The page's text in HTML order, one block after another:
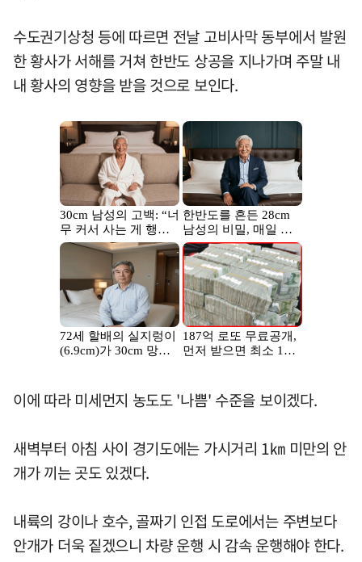
수도권기상청 등에 따르면 전날 고비사막 동부에서 발원
한 황사가 서해를 거쳐 한반도 상공을 지나가며 주말 내
내 황사의 영향을 받을 것으로 보인다.
이에 따라 미세먼지 농도도 '나쁨' 수준을 보이겠다.
새벽부터 아침 사이 경기도에는 가시거리 1㎞ 미만의 안
개가 끼는 곳도 있겠다.
내륙의 강이나 호수, 골짜기 인접 도로에서는 주변보다
안개가 더욱 짙겠으니 차량 운행 시 감속 운행해야 한다.